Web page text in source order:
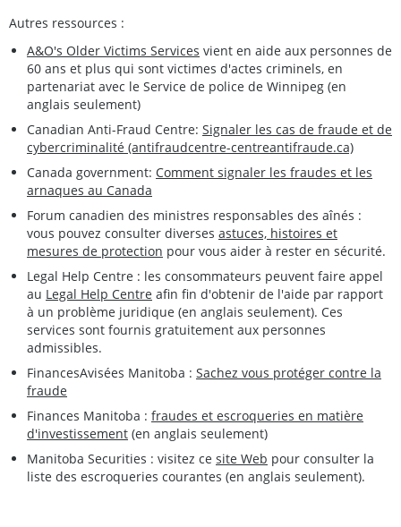
Autres ressources :
A&O's Older Victims Services vient en aide aux personnes de
60 ans et plus qui sont victimes d'actes criminels, en
partenariat avec le Service de police de Winnipeg (en
anglais seulement)
Canadian Anti-Fraud Centre: Signaler les cas de fraude et de
cybercriminalité (antifraudcentre-centreantifraude.ca)
Canada government: Comment signaler les fraudes et les
arnaques au Canada
Forum canadien des ministres responsables des aînés :
vous pouvez consulter diverses astuces, histoires et
mesures de protection pour vous aider à rester en sécurité.
Legal Help Centre : les consommateurs peuvent faire appel
au Legal Help Centre afin fin d'obtenir de l'aide par rapport
à un problème juridique (en anglais seulement). Ces
services sont fournis gratuitement aux personnes
admissibles.
FinancesAvisées Manitoba : Sachez vous protéger contre la
fraude
Finances Manitoba : fraudes et escroqueries en matière
d'investissement (en anglais seulement)
Manitoba Securities : visitez ce site Web pour consulter la
liste des escroqueries courantes (en anglais seulement).